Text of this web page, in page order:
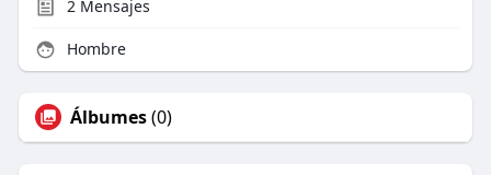
2Mensajes
Hombre
Álbumes(0)